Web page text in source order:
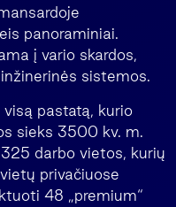
panoraminiai.
į vario skardos,
sistemos.
pastatą, kurio
sieks 3500 kv. m.
darbo vietos, kurių
privačiuose
48 „premium“